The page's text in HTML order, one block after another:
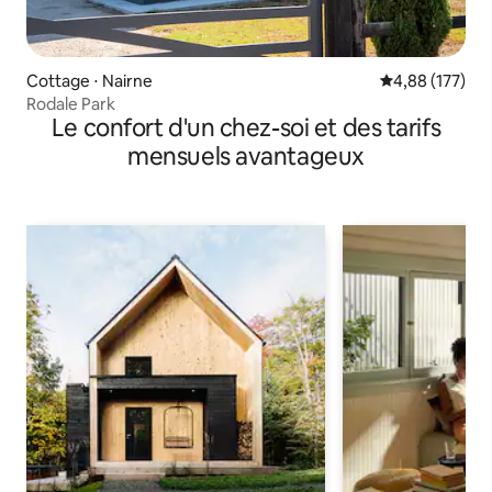
Cottage ⋅ Nairne Évaluation
4,88 (177)
Rodale Park
Le confort d'un chez-soi et des tarifs
mensuels avantageux